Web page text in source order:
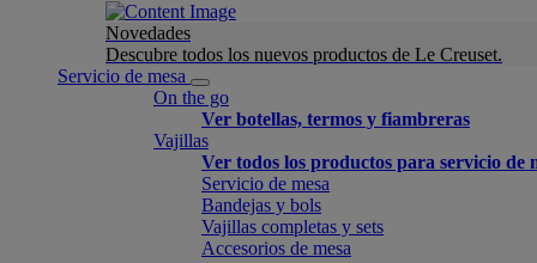
Novedades
Descubre todos los nuevos productos de Le Creuset.
Servicio de mesa
On the go
Ver botellas, termos y fiambreras
Vajillas
Ver todos los productos para servicio de
Servicio de mesa
Bandejas y bols
Vajillas completas y sets
Accesorios de mesa